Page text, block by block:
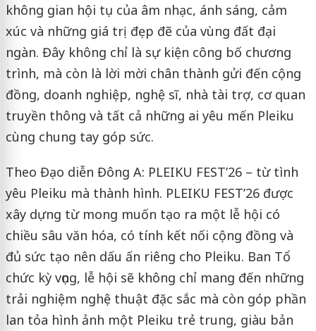
không gian hội tụ của âm nhạc, ánh sáng, cảm
xúc và những giá trị đẹp đẽ của vùng đất đại
ngàn. Đây không chỉ là sự kiện công bố chương
trình, mà còn là lời mời chân thành gửi đến cộng
đồng, doanh nghiệp, nghệ sĩ, nhà tài trợ, cơ quan
truyền thông và tất cả những ai yêu mến Pleiku
cùng chung tay góp sức.
Theo Đạo diễn Đông A: PLEIKU FEST’26 – từ tình
yêu Pleiku mà thành hình. PLEIKU FEST’26 được
xây dựng từ mong muốn tạo ra một lễ hội có
chiều sâu văn hóa, có tính kết nối cộng đồng và
đủ sức tạo nên dấu ấn riêng cho Pleiku. Ban Tổ
chức kỳ vọng, lễ hội sẽ không chỉ mang đến những
trải nghiệm nghệ thuật đặc sắc mà còn góp phần
lan tỏa hình ảnh một Pleiku trẻ trung, giàu bản